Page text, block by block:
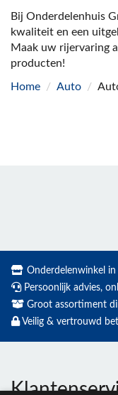
Bij Onderdelenhuis
kwaliteit en een
Maak uw rijervaring
producten!
Home / Auto /
Onderdelenwinkel
Persoonlijk advies,
Groot assortiment
Veilig & vertrouwd